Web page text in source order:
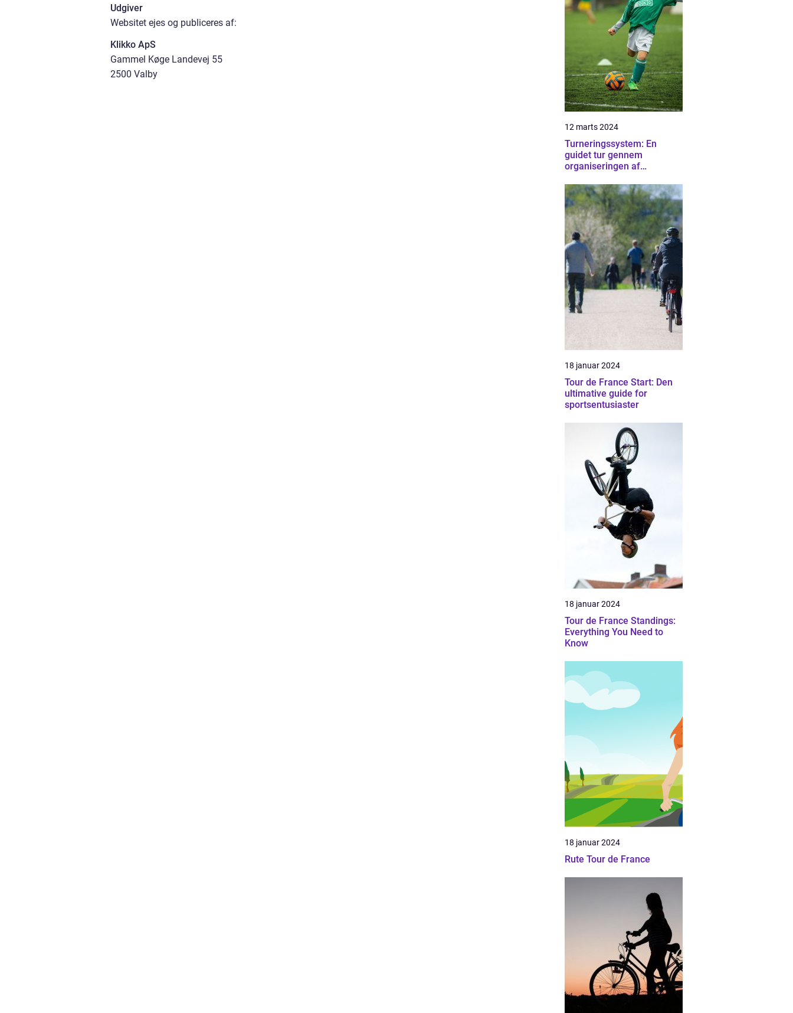
Udgiver
Websitet ejes og publiceres af:
Klikko ApS
Gammel Køge Landevej 55
2500 Valby
12 marts 2024
Turneringssystem: En
guidet tur gennem
organiseringen af
18 januar 2024
Tour de France Start: Den
ultimative guide for
sportsentusiaster
18 januar 2024
Tour de France Standings:
Everything You Need to
Know
18 januar 2024
Rute Tour de France